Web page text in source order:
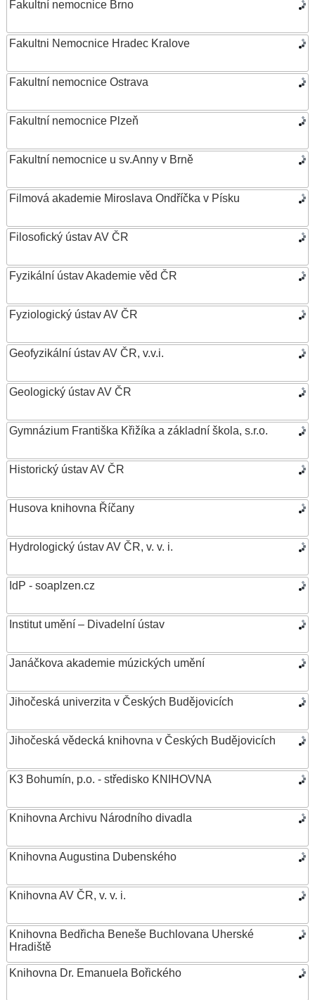
Fakultní nemocnice Brno
Fakultni Nemocnice Hradec Kralove
Fakultní nemocnice Ostrava
Fakultní nemocnice Plzeň
Fakultní nemocnice u sv.Anny v Brně
Filmová akademie Miroslava Ondříčka v Písku
Filosofický ústav AV ČR
Fyzikální ústav Akademie věd ČR
Fyziologický ústav AV ČR
Geofyzikální ústav AV ČR, v.v.i.
Geologický ústav AV ČR
Gymnázium Františka Křižíka a základní škola, s.r.o.
Historický ústav AV ČR
Husova knihovna Říčany
Hydrologický ústav AV ČR, v. v. i.
IdP - soaplzen.cz
Institut umění – Divadelní ústav
Janáčkova akademie múzických umění
Jihočeská univerzita v Českých Budějovicích
Jihočeská vědecká knihovna v Českých Budějovicích
K3 Bohumín, p.o. - středisko KNIHOVNA
Knihovna Archivu Národního divadla
Knihovna Augustina Dubenského
Knihovna AV ČR, v. v. i.
Knihovna Bedřicha Beneše Buchlovana Uherské
Hradiště
Knihovna Dr. Emanuela Bořického